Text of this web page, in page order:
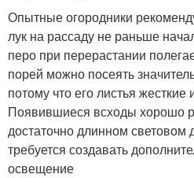
Опытные огородники
лук на рассаду не раньше
перо при перерастании
порей можно посеять
потому что его листья жесткие
Появившиеся всходы хорошо
достаточно длинном световом
требуется создавать
освещение